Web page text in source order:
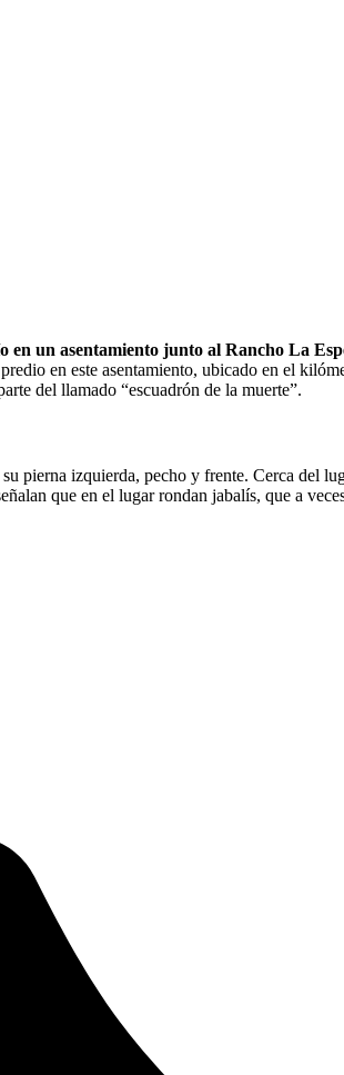
un asentamiento junto al Rancho La
en este asentamiento, ubicado en el
del llamado “escuadrón de la muerte”.
pierna izquierda, pecho y frente. Cerca del
que en el lugar rondan jabalís, que a